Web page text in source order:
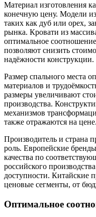
Материал изготовления
конечную цену. Модели
таких как дуб или орех,
рынка. Кровати из
оптимальное
позволяют снизить
надёжности конструкции.
Размер спального места
материалов и
размеры увеличивают
производства.
механизмов
также отражаются на цене.
Производитель и страна
роль. Европейские
качества по
российского
доступности. Китайские
ценовые сегменты, от
Оптимальное